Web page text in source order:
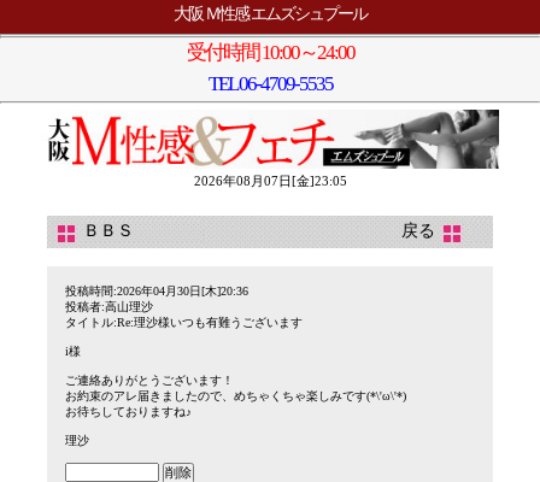
大阪 Ｍ性感 エムズシュプール
受付時間 10:00～24:00
TEL06-4709-5535
2026年08月07日[金]23:05
ＢＢＳ 戻る
投稿時間:2026年04月30日[木]20:36
投稿者:高山理沙
タイトル:Re:理沙様いつも有難うございます
i様
ご連絡ありがとうございます！
お約束のアレ届きましたので、めちゃくちゃ楽しみです(*\'ω\'*)
お待ちしておりますね♪
理沙